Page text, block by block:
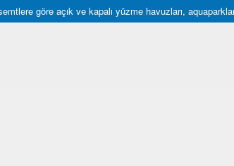
göre açık ve kapalı yüzme havuzları,